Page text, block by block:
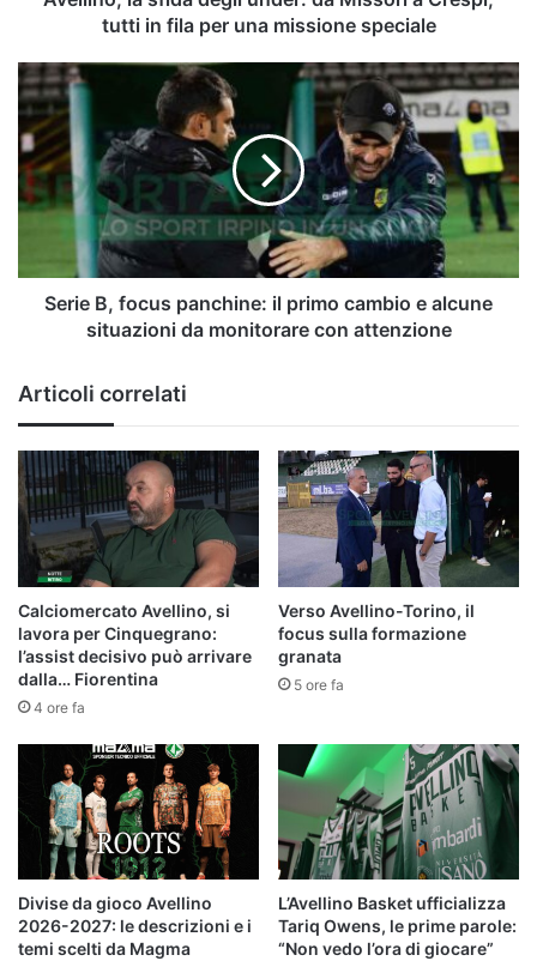
per
una
missione
speciale
tutti in fila per una missione speciale
Serie
B,
focus
panchine:
il
primo
alcune
situazioni
attenzione
Serie B, focus panchine: il primo cambio e alcune
situazioni da monitorare con attenzione
Articoli correlati
Calciomercato Avellino, si
lavora per Cinquegrano:
l’assist decisivo può arrivare
dalla… Fiorentina
4 ore fa
Verso Avellino-Torino, il
focus sulla formazione
granata
5 ore fa
Divise da gioco Avellino
2026-2027: le descrizioni e i
temi scelti da Magma
L’Avellino Basket ufficializza
Tariq Owens, le prime parole:
“Non vedo l’ora di giocare”